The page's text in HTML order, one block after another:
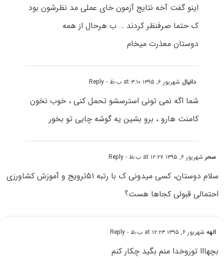
اینو گفت آخه نتایج آزمون خای عملی مد نظرشون بود
ک حتما صرفنظر کردند … ب هرحال از همه
دوستان معذرت میخام
دانیال شهریور ۶, ۱۳۹۵ at ۳:۱۰ ب٫ظ - Reply
شما اگه نمی تونی استرسشو تحمل کنی ، خوب نخون
کامنت هارو ، برو بشین یه گوشه چایی تو بخور
سحرشهریور ۶, ۱۳۹۵ at ۱۲:۲۷ ب٫ظ - Reply
سلام دوستان، کسی میدونی ک با رتبه ۵۱ترویج و آموزش کشاورزی
احتمالی قبولی کجاها هست؟
الههشهریور ۶, ۱۳۹۵ at ۱۲:۲۳ ب٫ظ - Reply
بچهااا توروخدا منم بگید چکار کنم